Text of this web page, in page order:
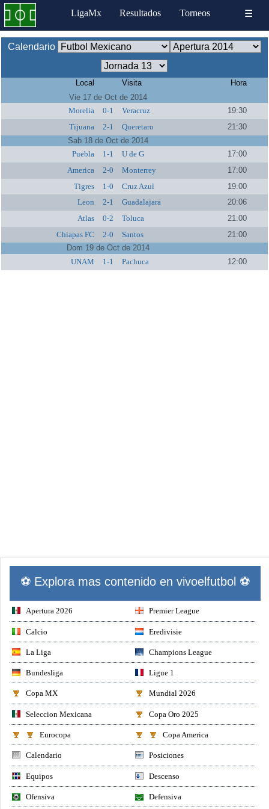
LigaMx Resultados Torneos ☰
Calendario
Local Visita
Hora
Vie 17 de Oct de 2014
Morelia
0-1 Veracruz
19:30
Tijuana
2-1 Queretaro
21:30
Sab 18 de Oct de 2014
Puebla
1-1 U de G
17:00
America
2-0 Monterrey
17:00
Tigres
1-0 Cruz Azul
19:00
Leon
2-1 Guadalajara
20:06
Atlas
0-2 Toluca
21:00
Chiapas FC
2-0 Santos
21:00
Dom 19 de Oct de 2014
UNAM
1-1 Pachuca 12:00
⚽ Explora mas contenido en vivoelfutbol ⚽
Apertura 2026 Premier League
Calcio Eredivisie
La Liga Champions League
Bundesliga Ligue 1
Copa MX Mundial 2026
Seleccion Mexicana Copa Oro 2025
Eurocopa Copa America
Calendario Posiciones
Equipos Descenso
Ofensiva Defensiva